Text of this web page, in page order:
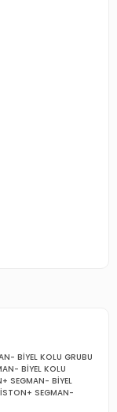
BİYEL KOLU GRUBU
BİYEL KOLU
SEGMAN- BİYEL
SEGMAN-